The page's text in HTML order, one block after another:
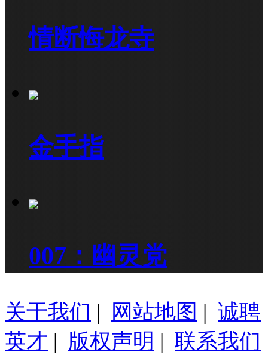
情断悔龙寺
金手指
007：幽灵党
关于我们 | 网站地图 | 诚聘
英才 | 版权声明 | 联系我们